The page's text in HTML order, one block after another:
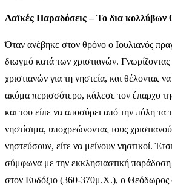
Λαϊκές Παραδόσεις – Το δια κολλύβων
Όταν ανέβηκε στον θρόνο ο Ιουλιανός
διωγμό κατά των χριστιανών. Γνωρίζοντας
χριστιανών για τη νηστεία, και θέλοντας
ακόμα περισσότερο, κάλεσε τον έπαρχο
και του είπε να αποσύρει από την πόλη τα
νηστίσιμα, υποχρεώνοντας τους
νηστεύσουν, είτε να μείνουν νηστικοί.
σύμφωνα με την εκκλησιαστική
στον Ευδόξιο (360-370μ.Χ.), ο Θεόδωρος